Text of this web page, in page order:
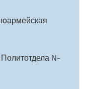
N-